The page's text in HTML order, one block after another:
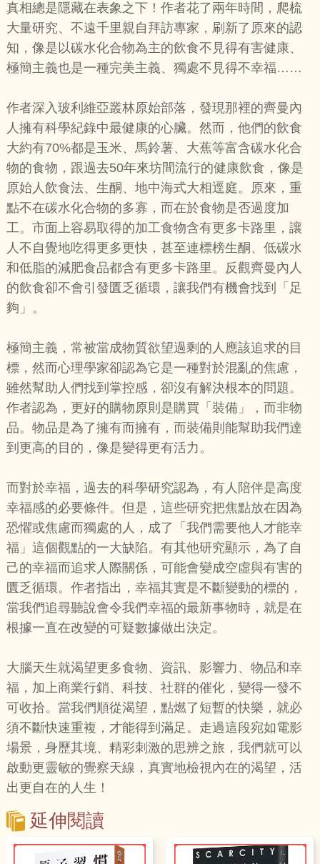
真相總是隱藏在表象之下！作者花了兩年時間，爬梳
大量研究、不遠千里親自拜訪專家，刷新了原來的認
知，像是以碳水化合物為主的飲食不見得有害健康、
極簡主義也是一種完美主義、獨處不見得不幸福……
作者深入玻利維亞叢林原始部落，發現那裡的齊曼內
人擁有科學紀錄中最健康的心臟。然而，他們的飲食
大約有70%都是玉米、馬鈴薯、大蕉等富含碳水化合
物的食物，跟過去50年來坊間流行的健康飲食，像是
原始人飲食法、生酮、地中海式大相逕庭。原來，重
點不在碳水化合物的多寡，而在於食物是否過度加
工。市面上容易取得的加工食物含有更多卡路里，讓
人不自覺地吃得更多更快，甚至連標榜生酮、低碳水
和低脂的減肥食品都含有更多卡路里。反觀齊曼內人
的飲食卻不會引發匱乏循環，讓我們有機會找到「足
夠」。
極簡主義，常被當成物質欲望過剩的人應該追求的目
標，然而心理學家卻認為它是一種對於混亂的焦慮，
雖然幫助人們找到掌控感，卻沒有解決根本的問題。
作者認為，更好的購物原則是購買「裝備」，而非物
品。物品是為了擁有而擁有，而裝備則能幫助我們達
到更高的目的，像是變得更有活力。
而對於幸福，過去的科學研究認為，有人陪伴是高度
幸福感的必要條件。但是，這些研究把焦點放在因為
恐懼或焦慮而獨處的人，成了「我們需要他人才能幸
福」這個觀點的一大缺陷。有其他研究顯示，為了自
己的幸福而追求人際關係，可能會變成空虛與有害的
匱乏循環。作者指出，幸福其實是不斷變動的標的，
當我們追尋聽說會令我們幸福的最新事物時，就是在
根據一直在改變的可疑數據做出決定。
大腦天生就渴望更多食物、資訊、影響力、物品和幸
福，加上商業行銷、科技、社群的催化，變得一發不
可收拾。當我們順從渴望，點燃了短暫的快樂，就必
須不斷快速重複，才能得到滿足。走過這段宛如電影
場景，身歷其境、精彩刺激的思辨之旅，我們就可以
啟動更靈敏的覺察天線，真實地檢視內在的渴望，活
出更自在的人生！
延伸閱讀